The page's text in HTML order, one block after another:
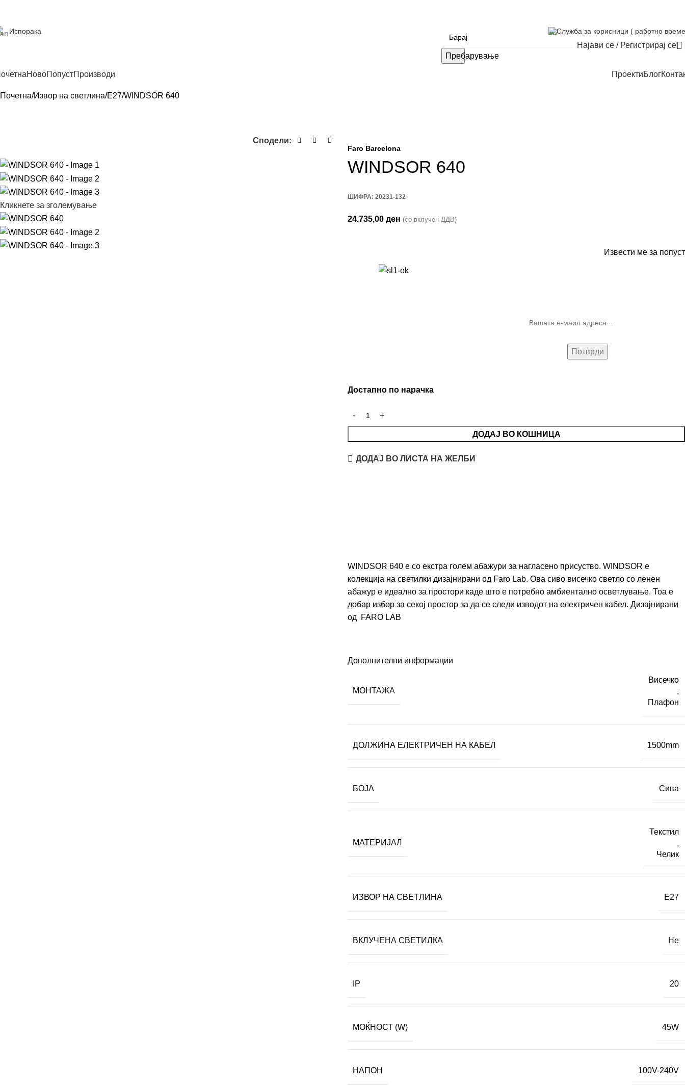
Испорака Служба за корисници ( работно
Пребарување
Најави се / Регистрирај се
НовоПопустПроизводи ПроектиБлог
Почетна Извор на светлина E27 WINDSOR 640
Сподели:
Кликнете за зголемување
Faro Barcelona
WINDSOR 640
ШИФРА: 20231-132
24.735,00 ден (со вклучен ДДВ)
Извести ме за попуст
Достапно по нарачка
ДОДАЈ ВО КОШНИЦА
ДОДАЈ ВО ЛИСТА НА ЖЕЛБИ
WINDSOR 640 е со екстра голем абажури за нагласено присуство. WINDSOR е
колекција на светилки дизајнирани од Faro Lab. Ова сиво висечко светло со ленен
абажур е идеално за простори каде што е потребно амбиентално осветлување. Тоа е
добар избор за секој простор за да се следи изводот на електричен кабел. Дизајнирани
од
FARO LAB
Дополнителни информации
МОНТАЖА
Висечко
,
Плафон
ДОЛЖИНА ЕЛЕКТРИЧЕН НА КАБЕЛ 1500mm
БОЈА Сива
МАТЕРИЈАЛ
Текстил
,
Челик
ИЗВОР НА СВЕТЛИНА E27
ВКЛУЧЕНА СВЕТИЛКА Не
IP 20
МОЌНОСТ (W) 45W
НАПОН 100V-240V